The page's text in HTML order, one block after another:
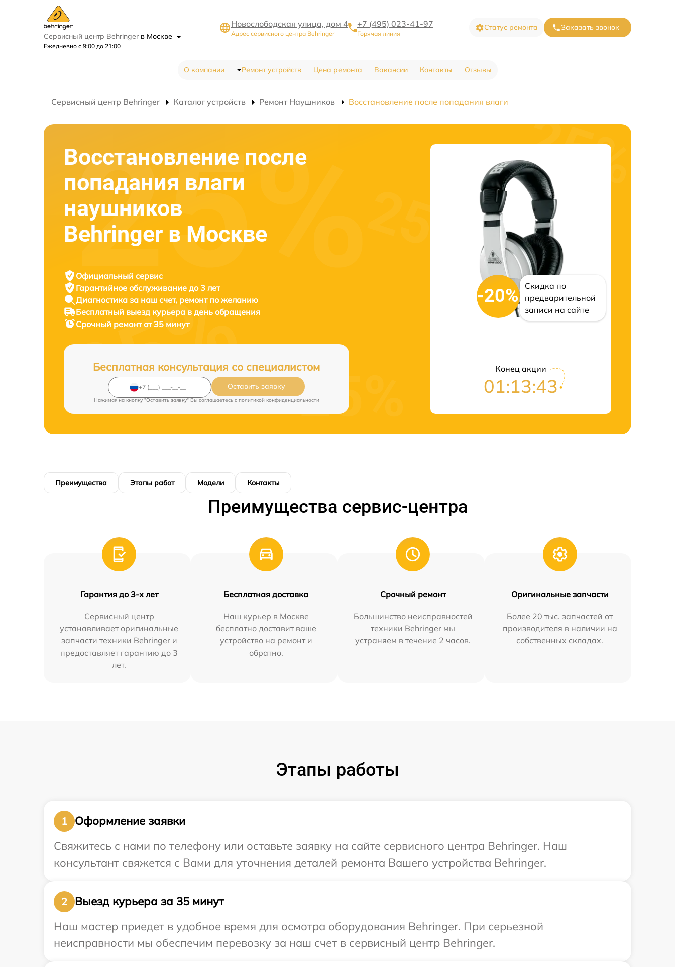
Сервисный центр Behringer в Москве
Ежедневно с 9:00 до 21:00
Новослободская улица, дом 4
Адрес сервисного центра Behringer
+7 (495) 023-41-97
Горячая линия
Статус ремонта Заказать звонок
О компании Ремонт устройств Цена ремонта Вакансии Контакты Отзывы
Сервисный центр Behringer Каталог устройств Ремонт Наушников Восстановление после попадания влаги
Восстановление после
попадания влаги
наушников
Behringer в Москве
Официальный сервис
Гарантийное обслуживание до 3 лет
Диагностика за наш счет, ремонт по желанию
Бесплатный выезд курьера в день обращения
Срочный ремонтот 35 минут
Бесплатная консультация со специалистом
Оставить заявку
Нажимая на кнопку "Оставить заявку" Вы соглашаетесь c политикой конфиденциальности
-20%
Скидка по
предварительной
записи на сайте
Конец акции
01:13:42
Преимущества Этапы работ Модели Контакты
Преимущества сервис-центра
Гарантия до 3-х лет
Сервисный центр
устанавливает оригинальные
запчасти техники Behringer и
предоставляет гарантию до 3
лет.
Бесплатная доставка
Наш курьер в Москве
бесплатно доставит ваше
устройство на ремонт и
обратно.
Срочный ремонт
Большинство неисправностей
техники Behringer мы
устраняем в течение 2 часов.
Оригинальные запчасти
Более 20 тыс. запчастей от
производителя в наличии на
собственных складах.
Этапы работы
1
Оформление заявки
Свяжитесь с нами по телефону или оставьте заявку на сайте сервисного центра Behringer. Наш
консультант свяжется с Вами для уточнения деталей ремонта Вашего устройства Behringer.
2
Выезд курьера за 35 минут
Наш мастер приедет в удобное время для осмотра оборудования Behringer. При серьезной
неисправности мы обеспечим перевозку за наш счет в сервисный центр Behringer.